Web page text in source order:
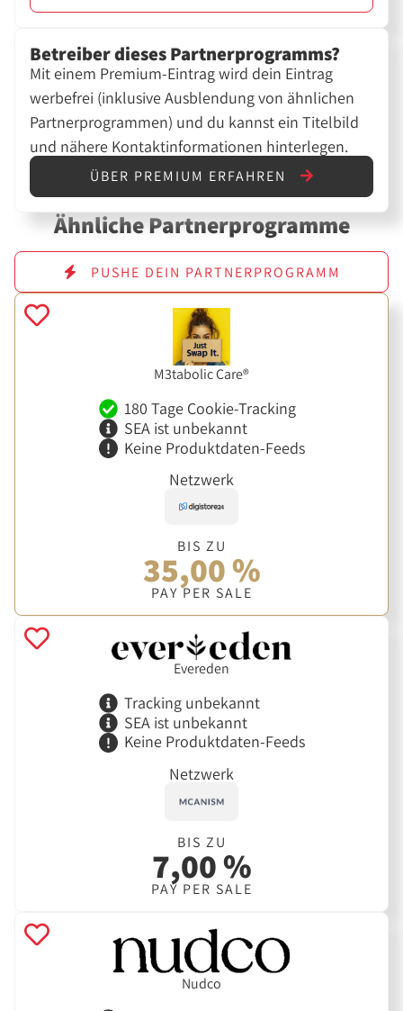
Betreiber dieses Partnerprogramms?
Mit einem Premium-Eintrag wird dein Eintrag
werbefrei (inklusive Ausblendung von ähnlichen
Partnerprogrammen) und du kannst ein Titelbild
und nähere Kontaktinformationen hinterlegen.
ÜBER PREMIUM ERFAHREN
Ähnliche Partnerprogramme
PUSHE DEIN PARTNERPROGRAMM
M3tabolic Care®
180 Tage Cookie-Tracking
SEA ist unbekannt
Keine Produktdaten-Feeds
Netzwerk
BIS ZU
35,00 %
PAY PER SALE
Evereden
Tracking unbekannt
SEA ist unbekannt
Keine Produktdaten-Feeds
Netzwerk
BIS ZU
7,00 %
PAY PER SALE
Nudco